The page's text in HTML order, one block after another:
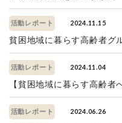
活動レポート 2024.11.15
貧困地域に暮らす高齢者グ
活動レポート 2024.11.04
【貧困地域に暮らす高齢者
活動レポート 2024.06.26